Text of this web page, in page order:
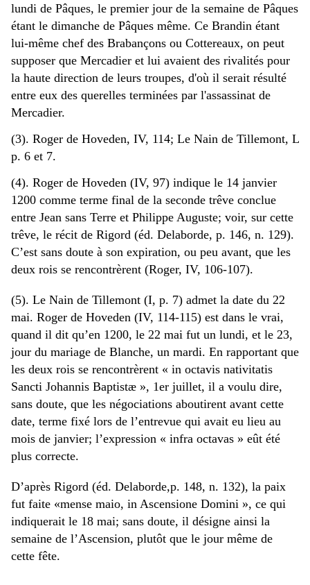
lundi de Pâques, le premier jour de la semaine de Pâques
étant le dimanche de Pâques même. Ce Brandin étant
lui-même chef des Brabançons ou Cottereaux, on peut
supposer que Mercadier et lui avaient des rivalités pour
la haute direction de leurs troupes, d'où il serait résulté
entre eux des querelles terminées par l'assassinat de
Mercadier.
(3). Roger de Hoveden, IV, 114; Le Nain de Tillemont, L
p. 6 et 7.
(4). Roger de Hoveden (IV, 97) indique le 14 janvier
1200 comme terme final de la seconde trêve conclue
entre Jean sans Terre et Philippe Auguste; voir, sur cette
trêve, le récit de Rigord (éd. Delaborde, p. 146, n. 129).
C’est sans doute à son expiration, ou peu avant, que les
deux rois se rencontrèrent (Roger, IV, 106-107).
(5). Le Nain de Tillemont (I, p. 7) admet la date du 22
mai. Roger de Hoveden (IV, 114-115) est dans le vrai,
quand il dit qu’en 1200, le 22 mai fut un lundi, et le 23,
jour du mariage de Blanche, un mardi. En rapportant que
les deux rois se rencontrèrent « in octavis nativitatis
Sancti Johannis Baptistæ », 1er juillet, il a voulu dire,
sans doute, que les négociations aboutirent avant cette
date, terme fixé lors de l’entrevue qui avait eu lieu au
mois de janvier; l’expression « infra octavas » eût été
plus correcte.
D’après Rigord (éd. Delaborde,p. 148, n. 132), la paix
fut faite «mense maio, in Ascensione Domini », ce qui
indiquerait le 18 mai; sans doute, il désigne ainsi la
semaine de l’Ascension, plutôt que le jour même de
cette fête.